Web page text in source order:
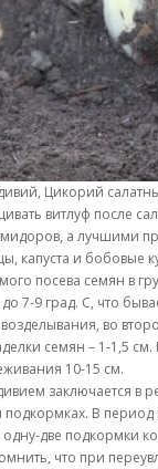
Цикорий
витлуф после
а лучшими
капуста и бобовые
посева семян в
7-9 град. С, что
во
семян – 1-1,5
10-15 см.
заключается в
В период
одну-две подкормки
что при